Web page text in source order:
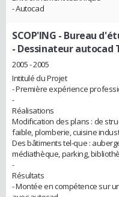
- Autocad
SCOP'ING - Bureau
- Dessinateur autocad
2005 - 2005
Intitulé du Projet
- Première expérience
-
Réalisations
Modification des plans : de
faible, plomberie, cuisine
Des bâtiments tel-que :
médiathèque, parking,
-
Résultats
- Montée en compétence sur